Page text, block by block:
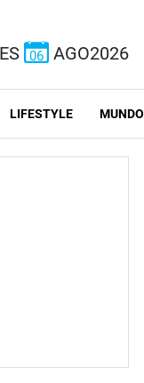
06 AGO2026
LIFESTYLE MUNDO